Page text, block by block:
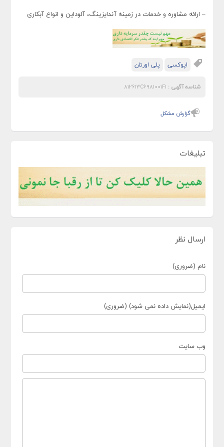
– ارائه مشاوره و خدمات در زمینه آندایزینگ، آلوداین و انواع آبکاری
اپوکسی پلی اورتان
شناسه آگهی :
گزارش مشکل
تبلیغات
ارسال نظر
نام (ضروری)
ایمیل(نمایش داده نمی شود) (ضروری)
وب سایت